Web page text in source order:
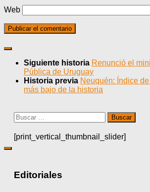
Web
Siguiente historia Renunció el
Pública de Uruguay
Historia previa Neuquén: Índice
más bajo de la historia
Buscar:
[print_vertical_thumbnail_slider]
Editoriales